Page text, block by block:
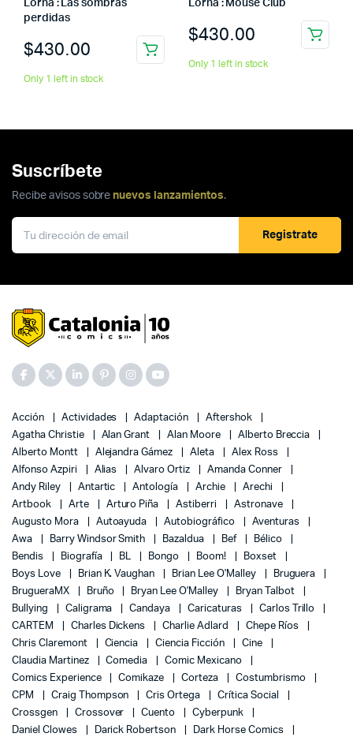
Lorna : Las sombras
perdidas
$430.00
Only 1 left in stock
Lorna : Mouse Club
$430.00
Only 1 left in stock
Suscríbete
Recibe avisos sobre nuevos lanzamientos.
Registrate
Acción Actividades Adaptación
Aftershok
Agatha Christie
Alan Grant Alan Moore
Alberto Breccia
Alberto Montt
Alejandra Gámez Aleta
Alex Ross
Alfonso Azpiri
Alias Alvaro Ortiz
Amanda Conner
Andy Riley
Antartic Antología Archie
Arechi
Artbook
Arte Arturo Piña Astiberri
Astronave
Augusto Mora
Autoayuda Autobiográfico
Aventuras
Awa
Barry Windsor Smith Bazaldua Bef
Bélico
Bendis
Biografía BL Bongo Boom!
Boxset
Boys Love
Brian K. Vaughan Brian Lee O'Malley
Bruguera
BrugueraMX
Bruño Bryan Lee O'Malley
Bryan Talbot
Bullying
Caligrama Candaya Caricaturas
Carlos Trillo
CARTEM
Charles Dickens Charlie Adlard
Chepe Ríos
Chris Claremont
Ciencia Ciencia Ficción
Cine
Claudia Martinez
Comedia
Comic Mexicano
Comics Experience
Comikaze Corteza
Costumbrismo
CPM
Craig Thompson Cris Ortega
Crítica Social
Crossgen
Crossover Cuento
Cyberpunk
Daniel Clowes
Darick Robertson
Dark Horse Comics